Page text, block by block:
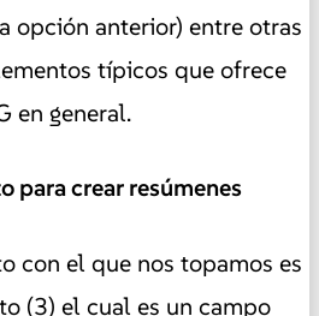
opción anterior) entre otras
típicos que ofrece
en general.
para crear resúmenes
con el que nos topamos es
(3) el cual es un campo